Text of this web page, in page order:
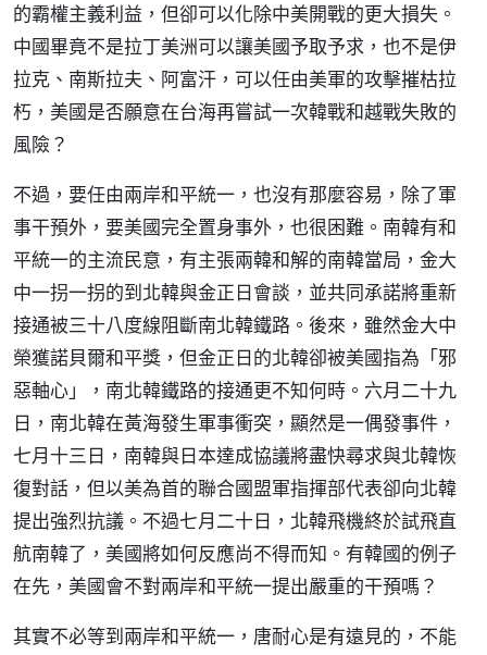
的霸權主義利益，但卻可以化除中美開戰的更大損失。
中國畢竟不是拉丁美洲可以讓美國予取予求，也不是伊
拉克、南斯拉夫、阿富汗，可以任由美軍的攻擊摧枯拉
朽，美國是否願意在台海再嘗試一次韓戰和越戰失敗的
風險？
不過，要任由兩岸和平統一，也沒有那麼容易，除了軍
事干預外，要美國完全置身事外，也很困難。南韓有和
平統一的主流民意，有主張兩韓和解的南韓當局，金大
中一拐一拐的到北韓與金正日會談，並共同承諾將重新
接通被三十八度線阻斷南北韓鐵路。後來，雖然金大中
榮獲諾貝爾和平獎，但金正日的北韓卻被美國指為「邪
惡軸心」，南北韓鐵路的接通更不知何時。六月二十九
日，南北韓在黃海發生軍事衝突，顯然是一偶發事件，
七月十三日，南韓與日本達成協議將盡快尋求與北韓恢
復對話，但以美為首的聯合國盟軍指揮部代表卻向北韓
提出強烈抗議。不過七月二十日，北韓飛機終於試飛直
航南韓了，美國將如何反應尚不得而知。有韓國的例子
在先，美國會不對兩岸和平統一提出嚴重的干預嗎？
其實不必等到兩岸和平統一，唐耐心是有遠見的，不能